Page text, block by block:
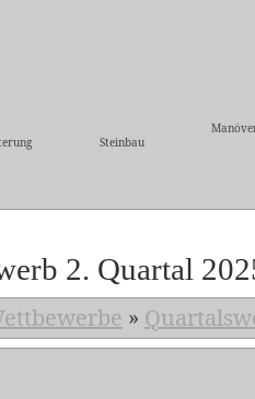
Steinbau
2. Quartal
»